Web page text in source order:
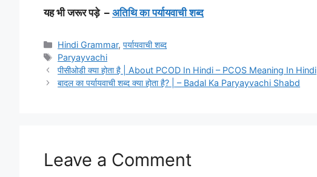
यह भी जरूर पड़े – अतिथि का पर्यायवाची शब्द
Categories
Hindi Grammar,पर्यायवाची शब्द
Tags
Paryayvachi
पीसीओडी क्या होता है | About PCOD In Hindi – PCOS Meaning In Hindi
बादल का पर्यायवाची शब्द क्या होता है? | – Badal Ka Paryayvachi Shabd
Leave a Comment